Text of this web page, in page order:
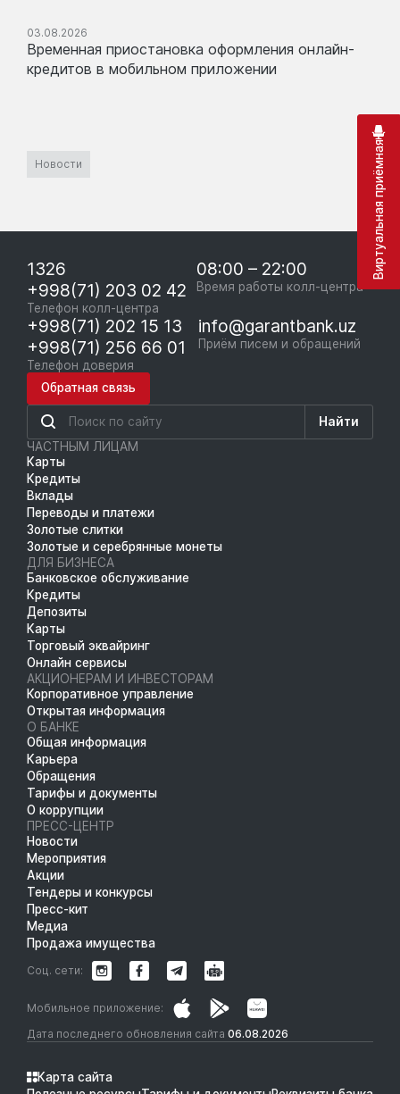
03.08.2026
Временная приостановка оформления онлайн-
кредитов в мобильном приложении
Новости
1326
+998(71) 203 02 42
Телефон колл-центра
08:00 – 22:00
Время работы колл-центра
+998(71) 202 15 13
+998(71) 256 66 01
Телефон доверия
info@garantbank.uz
Приём писем и обращений
Обратная связь
Найти
ЧАСТНЫМ ЛИЦАМ
Карты
Кредиты
Вклады
Переводы и платежи
Золотые слитки
Золотые и серебрянные монеты
ДЛЯ БИЗНЕСА
Банковское обслуживание
Кредиты
Депозиты
Карты
Торговый эквайринг
Онлайн сервисы
АКЦИОНЕРАМ И ИНВЕСТОРАМ
Корпоративное управление
Открытая информация
О БАНКЕ
Общая информация
Карьера
Обращения
Тарифы и документы
О коррупции
ПРЕСС-ЦЕНТР
Новости
Мероприятия
Акции
Тендеры и конкурсы
Пресс-кит
Медиа
Продажа имущества
Дата последнего обновления сайта 06.08.2026
Мобильное приложение:
Соц. сети:
Карта сайта
Виртуальная приёмная